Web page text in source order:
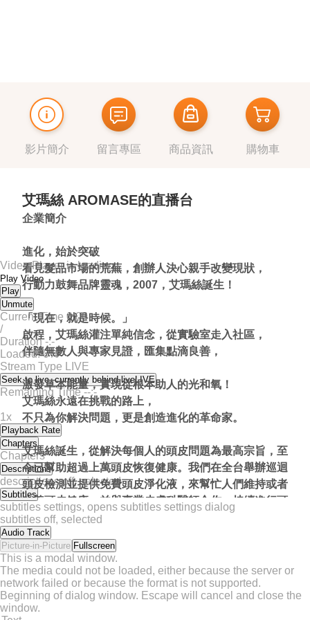
Video Player is loading.
Play Video
Play
Unmute
Current Time 0:00
/
Duration-:-
Loaded:0%
Stream Type
LIVE
Seek to live, currently behind liveLIVE
Remaining Time--:-
1x
Playback Rate
Chapters
Chapters
Descriptions
descriptions off, selected
Subtitles
subtitles settings, opens subtitles settings dialog
subtitles off, selected
Audio Track
Picture-in-Picture Fullscreen
This is a modal window.
The media could not be loaded, either because the server or
network failed or because the format is not supported.
Beginning of dialog window. Escape will cancel and close the
window.
影片簡介 留言專區 商品資訊 購物車
艾瑪絲 AROMASE的直播台
企業簡介
進化，始於突破
看見髮品市場的荒蕪，創辦人決心親手改變現狀，
行動力鼓舞品牌靈魂，2007，艾瑪絲誕生！
「現在，就是時候。」
啟程，艾瑪絲灌注單純信念，從實驗室走入社區，
伴隨無數人與專家見證，匯集點滴良善，
激發草本能量，實現從根本助人的光和氧！
艾瑪絲永遠在挑戰的路上，
不只為你解決問題，更是創造進化的革命家。
艾瑪絲誕生，從解決每個人的頭皮問題為最高宗旨，至
今已幫助超過上萬頭皮恢復健康。我們在全台舉辦巡迴
頭皮檢測並提供免費頭皮淨化液，來幫忙人們維持或者
改善頭皮健康。並與專業皮膚科醫師合作，持續進行頭
皮養護的革命與創新，希望把更簡單的髮品帶進每個人
的浴室甚至是任何地方。用安心健康且有效的產品，顛
覆你對頭皮養護的認知。
艾瑪絲堅持且相信頭皮問題也能透過居家護理保養迎刃
而解。你的自信，將來自於當你發現，原來頭髮也擁有